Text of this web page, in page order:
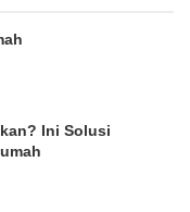
Ini Solusi